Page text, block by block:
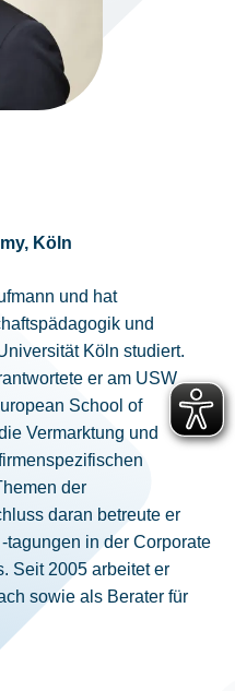
Köln
und hat
und
Köln studiert.
er am USW
School of
Vermarktung und
der
daran betreute er
tagungen in der Corporate
Seit 2005 arbeitet er
sowie als Berater für